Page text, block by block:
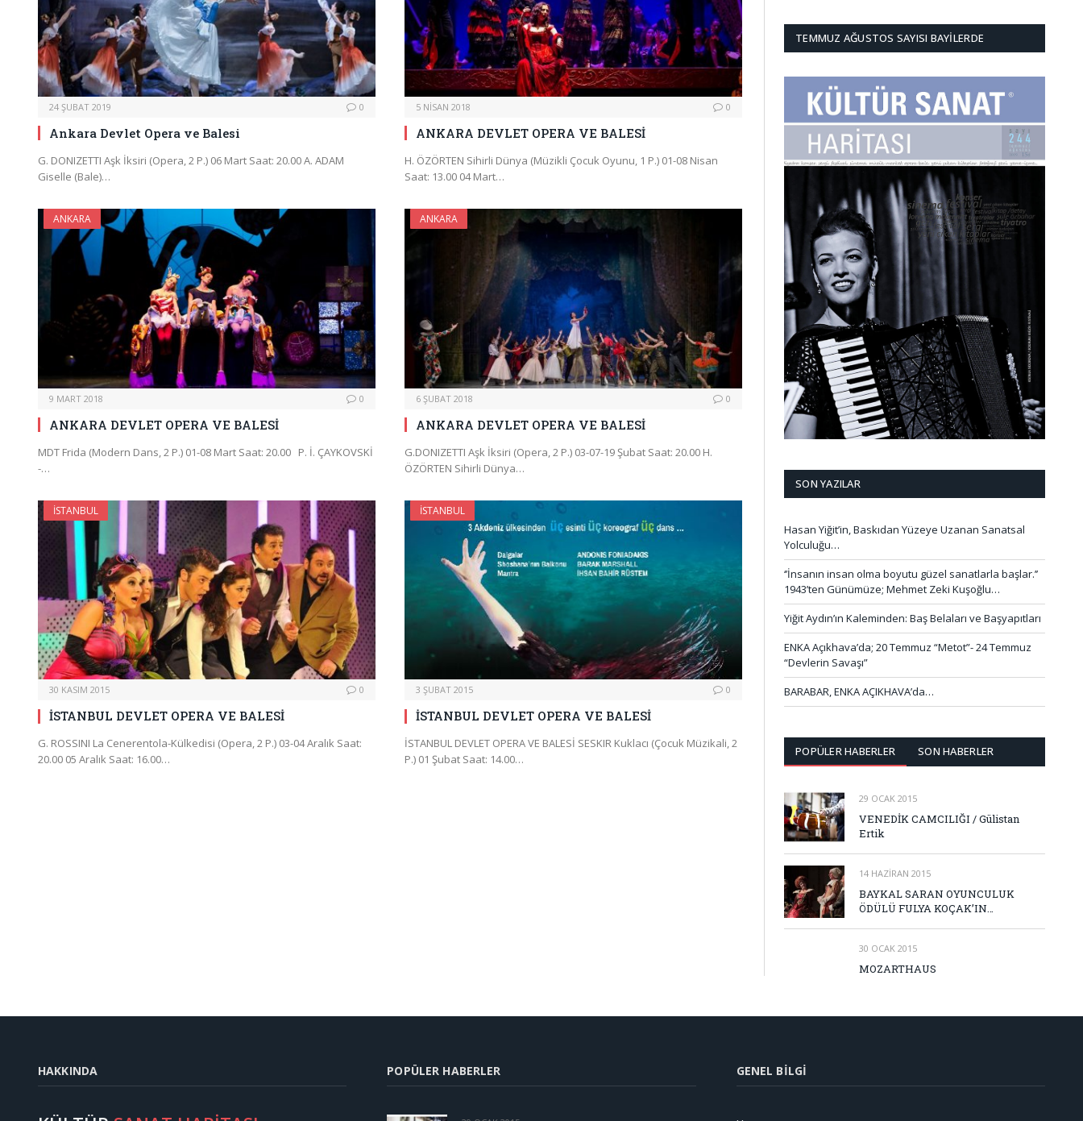
24 ŞUBAT 2019 0
Ankara Devlet Opera ve Balesi
G. DONIZETTI Aşk İksiri (Opera, 2 P.) 06 Mart Saat: 20.00 A. ADAM
Giselle (Bale)…
5 NISAN 2018 0
ANKARA DEVLET OPERA VE BALESİ
H. ÖZÖRTEN Sihirli Dünya (Müzikli Çocuk Oyunu, 1 P.) 01-08 Nisan
Saat: 13.00 04 Mart…
ANKARA
9 MART 2018 0
ANKARA DEVLET OPERA VE BALESİ
MDT Frida (Modern Dans, 2 P.) 01-08 Mart Saat: 20.00 P. İ. ÇAYKOVSKİ
-…
ANKARA
6 ŞUBAT 2018 0
ANKARA DEVLET OPERA VE BALESİ
G.DONIZETTI Aşk İksiri (Opera, 2 P.) 03-07-19 Şubat Saat: 20.00 H.
ÖZÖRTEN Sihirli Dünya…
İSTANBUL
30 KASIM 2015 0
İSTANBUL DEVLET OPERA VE BALESİ
G. ROSSINI La Cenerentola-Külkedisi (Opera, 2 P.) 03-04 Aralık Saat:
20.00 05 Aralık Saat: 16.00…
İSTANBUL
3 ŞUBAT 2015 0
İSTANBUL DEVLET OPERA VE BALESİ
İSTANBUL DEVLET OPERA VE BALESİ SESKIR Kuklacı (Çocuk Müzikali, 2
P.) 01 Şubat Saat: 14.00…
TEMMUZ AĞUSTOS SAYISI BAYILERDE
SON YAZILAR
Hasan Yiğit’in, Baskıdan Yüzeye Uzanan Sanatsal
Yolculuğu…
‘’İnsanın insan olma boyutu güzel sanatlarla başlar.’’
1943’ten Günümüze; Mehmet Zeki Kuşoğlu…
Yiğit Aydın’ın Kaleminden: Baş Belaları ve Başyapıtları
ENKA Açıkhava’da; 20 Temmuz “Metot”- 24 Temmuz
“Devlerin Savaşı”
BARABAR, ENKA AÇIKHAVA’da…
POPÜLER HABERLER SON HABERLER
29 OCAK 2015
VENEDİK CAMCILIĞI / Gülistan
Ertik
14 HAZIRAN 2015
BAYKAL SARAN OYUNCULUK
ÖDÜLÜ FULYA KOÇAK’IN…
30 OCAK 2015
MOZARTHAUS
HAKKINDA POPÜLER HABERLER GENEL BILGI